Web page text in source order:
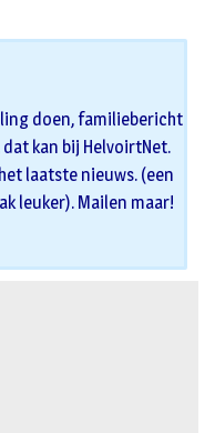
doen, familiebericht
kan bij HelvoirtNet.
laatste nieuws. (een
leuker). Mailen maar!